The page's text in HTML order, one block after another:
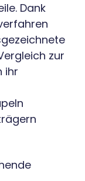
Dank
zur
ihr